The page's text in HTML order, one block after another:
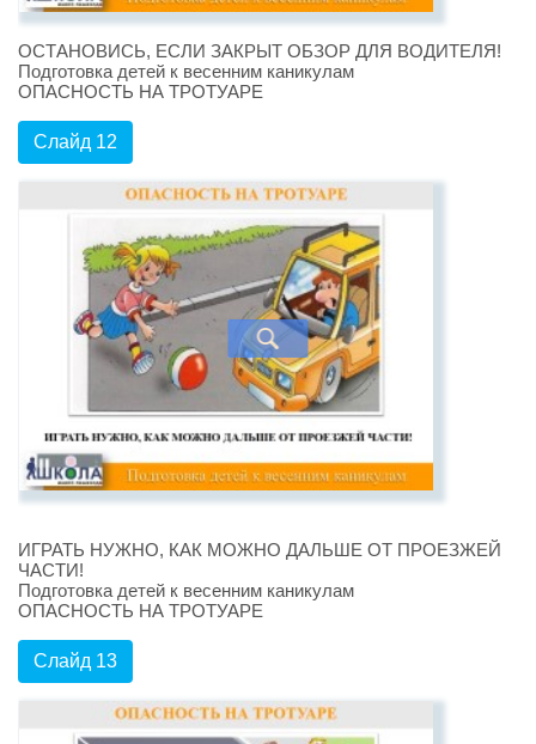
ОСТАНОВИСЬ, ЕСЛИ ЗАКРЫТ ОБЗОР ДЛЯ ВОДИТЕЛЯ!
Подготовка детей к весенним каникулам
ОПАСНОСТЬ НА ТРОТУАРЕ
Слайд 12
ИГРАТЬ НУЖНО, КАК МОЖНО ДАЛЬШЕ ОТ ПРОЕЗЖЕЙ
ЧАСТИ!
Подготовка детей к весенним каникулам
ОПАСНОСТЬ НА ТРОТУАРЕ
Слайд 13